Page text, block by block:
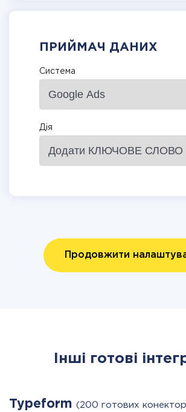
ПРИЙМАЧ ДАНИХ
Система
Дія
Продовжити
Інші готові
Typeform (200 готових